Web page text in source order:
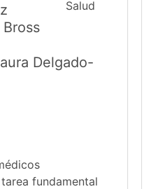
Delgado-
fundamental